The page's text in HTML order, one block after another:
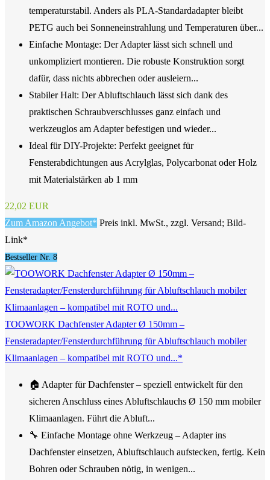
temperaturstabil. Anders als PLA-Standardadapter bleibt
PETG auch bei Sonneneinstrahlung und Temperaturen über...
Einfache Montage: Der Adapter lässt sich schnell und
unkompliziert montieren. Die robuste Konstruktion sorgt
dafür, dass nichts abbrechen oder ausleiern...
Stabiler Halt: Der Abluftschlauch lässt sich dank des
praktischen Schraubverschlusses ganz einfach und
werkzeuglos am Adapter befestigen und wieder...
Ideal für DIY-Projekte: Perfekt geeignet für
Fensterabdichtungen aus Acrylglas, Polycarbonat oder Holz
mit Materialstärken ab 1 mm
22,02 EUR
Zum Amazon Angebot* Preis inkl. MwSt., zzgl. Versand; Bild-
Link*
Bestseller Nr. 8
TOOWORK Dachfenster Adapter Ø 150mm –
Fensteradapter/Fensterdurchführung für Abluftschlauch mobiler
Klimaanlagen – kompatibel mit ROTO und...*
🏠 Adapter für Dachfenster – speziell entwickelt für den
sicheren Anschluss eines Abluftschlauchs Ø 150 mm mobiler
Klimaanlagen. Führt die Abluft...
🔧 Einfache Montage ohne Werkzeug – Adapter ins
Dachfenster einsetzen, Abluftschlauch aufstecken, fertig. Kein
Bohren oder Schrauben nötig, in wenigen...